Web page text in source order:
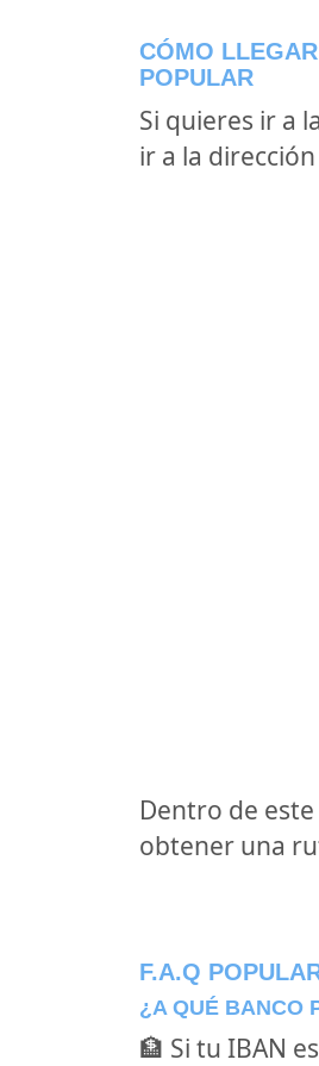
CÓMO
POPULAR
Si quieres ir a
ir a la dirección
Dentro de
obtener una
F.A.Q
¿A QUÉ BANCO
🏦 Si tu IBAN es